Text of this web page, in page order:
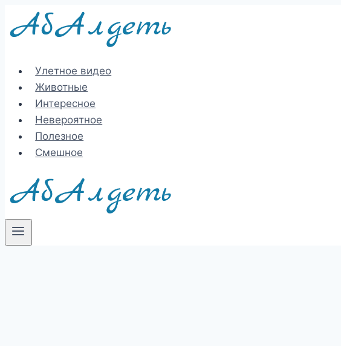
Перейти
Улетное видео
Животные
Интересное
Невероятное
Полезное
Смешное